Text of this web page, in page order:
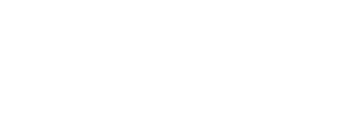
mod deosebit pe autor. Napoleon Hill a